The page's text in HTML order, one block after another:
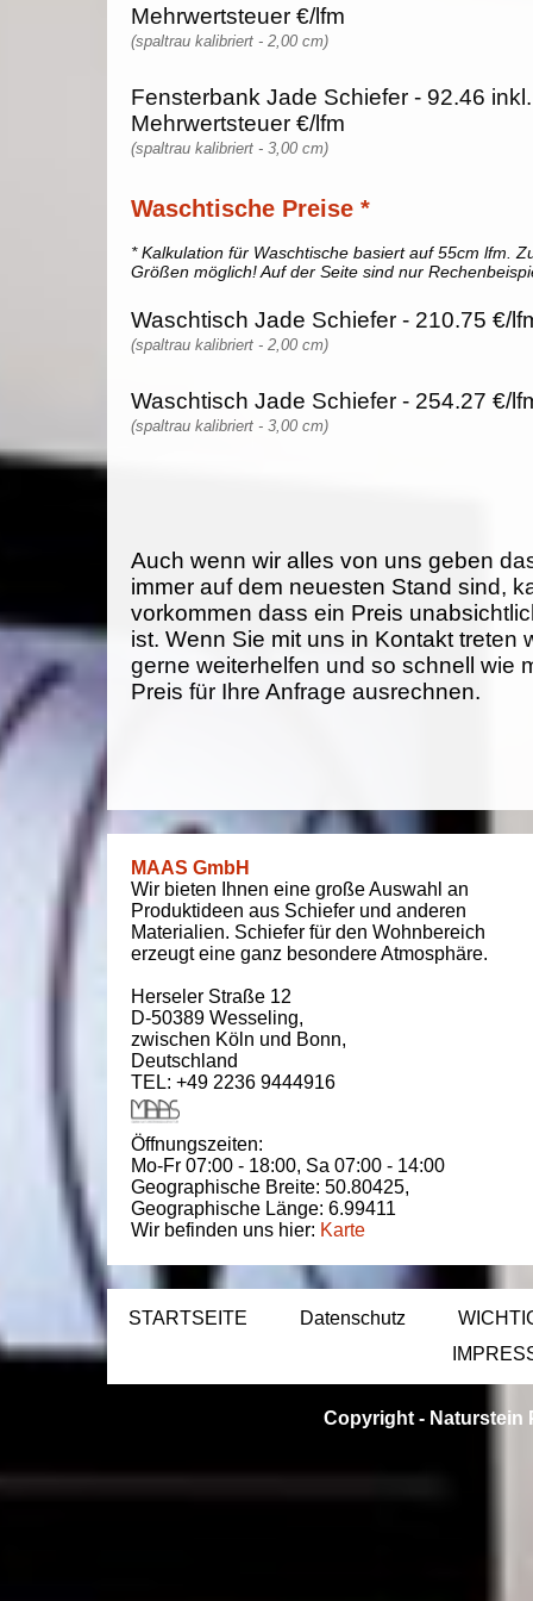
Mehrwertsteuer €/lfm
(spaltrau kalibriert - 2,00 cm)
Fensterbank Jade Schiefer - 92.46
Mehrwertsteuer €/lfm
(spaltrau kalibriert - 3,00 cm)
Waschtische Preise *
* Kalkulation für Waschtische basiert auf 55cm lfm.
Größen möglich! Auf der Seite sind nur
Waschtisch Jade Schiefer - 210.75 €/
(spaltrau kalibriert - 2,00 cm)
Waschtisch Jade Schiefer - 254.27 €/
(spaltrau kalibriert - 3,00 cm)
Auch wenn wir alles von uns geben
immer auf dem neuesten Stand sind,
vorkommen dass ein Preis
ist. Wenn Sie mit uns in Kontakt treten
gerne weiterhelfen und so schnell wie
Preis für Ihre Anfrage ausrechnen.
MAAS GmbH
Wir bieten Ihnen eine große Auswahl an
Produktideen aus Schiefer und anderen
Materialien. Schiefer für den Wohnbereich
erzeugt eine ganz besondere Atmosphäre.
Herseler Straße 12
D-50389 Wesseling,
zwischen Köln und Bonn,
Deutschland
TEL: +49 2236 9444916
Öffnungszeiten:
Mo-Fr 07:00 - 18:00, Sa 07:00 - 14:00
Geographische Breite: 50.80425,
Geographische Länge: 6.99411
Wir befinden uns hier: Karte
STARTSEITE Datenschutz
Copyright - Naturstein